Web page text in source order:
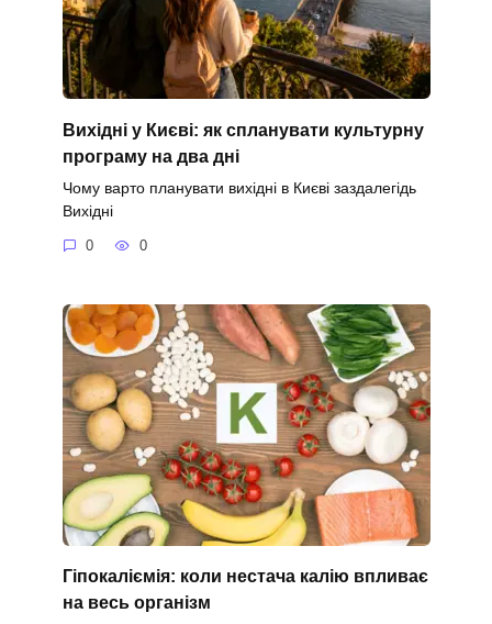
Вихідні у Києві: як спланувати культурну
програму на два дні
Чому варто планувати вихідні в Києві заздалегідь
Вихідні
0 0
Гіпокаліємія: коли нестача калію впливає
на весь організм